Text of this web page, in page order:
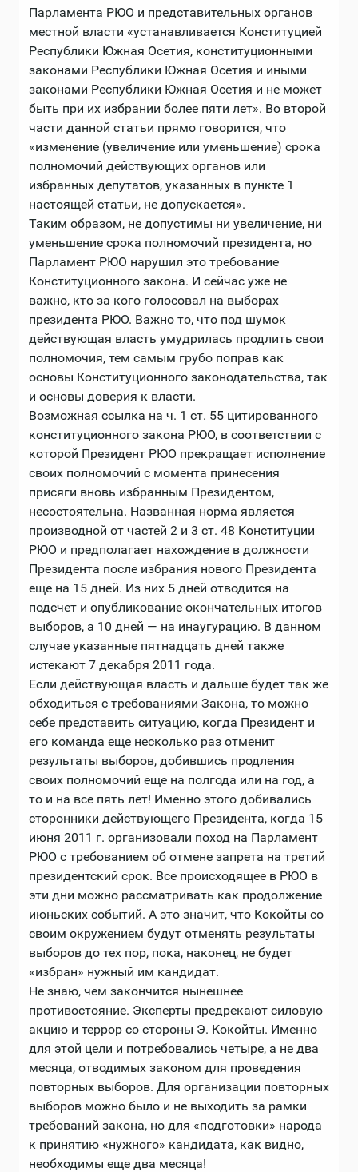
Парламента РЮО и представительных органов
местной власти «устанавливается Конституцией
Республики Южная Осетия, конституционными
законами Республики Южная Осетия и иными
законами Республики Южная Осетия и не может
быть при их избрании более пяти лет». Во второй
части данной статьи прямо говорится, что
«изменение (увеличение или уменьшение) срока
полномочий действующих органов или
избранных депутатов, указанных в пункте 1
настоящей статьи, не допускается».
Таким образом, не допустимы ни увеличение, ни
уменьшение срока полномочий президента, но
Парламент РЮО нарушил это требование
Конституционного закона. И сейчас уже не
важно, кто за кого голосовал на выборах
президента РЮО. Важно то, что под шумок
действующая власть умудрилась продлить свои
полномочия, тем самым грубо поправ как
основы Конституционного законодательства, так
и основы доверия к власти.
Возможная ссылка на ч. 1 ст. 55 цитированного
конституционного закона РЮО, в соответствии с
которой Президент РЮО прекращает исполнение
своих полномочий с момента принесения
присяги вновь избранным Президентом,
несостоятельна. Названная норма является
производной от частей 2 и 3 ст. 48 Конституции
РЮО и предполагает нахождение в должности
Президента после избрания нового Президента
еще на 15 дней. Из них 5 дней отводится на
подсчет и опубликование окончательных итогов
выборов, а 10 дней — на инаугурацию. В данном
случае указанные пятнадцать дней также
истекают 7 декабря 2011 года.
Если действующая власть и дальше будет так же
обходиться с требованиями Закона, то можно
себе представить ситуацию, когда Президент и
его команда еще несколько раз отменит
результаты выборов, добившись продления
своих полномочий еще на полгода или на год, а
то и на все пять лет! Именно этого добивались
сторонники действующего Президента, когда 15
июня 2011 г. организовали поход на Парламент
РЮО с требованием об отмене запрета на третий
президентский срок. Все происходящее в РЮО в
эти дни можно рассматривать как продолжение
июньских событий. А это значит, что Кокойты со
своим окружением будут отменять результаты
выборов до тех пор, пока, наконец, не будет
«избран» нужный им кандидат.
Не знаю, чем закончится нынешнее
противостояние. Эксперты предрекают силовую
акцию и террор со стороны Э. Кокойты. Именно
для этой цели и потребовались четыре, а не два
месяца, отводимых законом для проведения
повторных выборов. Для организации повторных
выборов можно было и не выходить за рамки
требований закона, но для «подготовки» народа
к принятию «нужного» кандидата, как видно,
необходимы еще два месяца!